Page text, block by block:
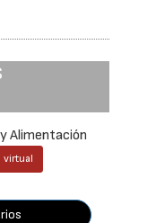
Alimentación
virtual